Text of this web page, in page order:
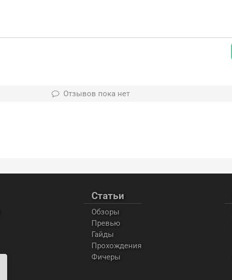
Отзывов пока нет
Статьи
Обзоры
Превью
Гайды
Прохождения
Фичеры